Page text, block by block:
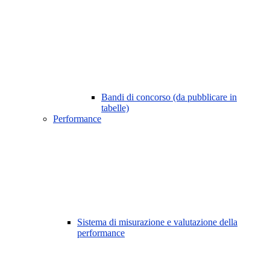
Bandi di concorso (da pubblicare in
tabelle)
Performance
Sistema di misurazione e valutazione della
performance